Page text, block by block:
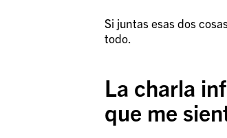
Si juntas esas dos
todo.
La charla
que me